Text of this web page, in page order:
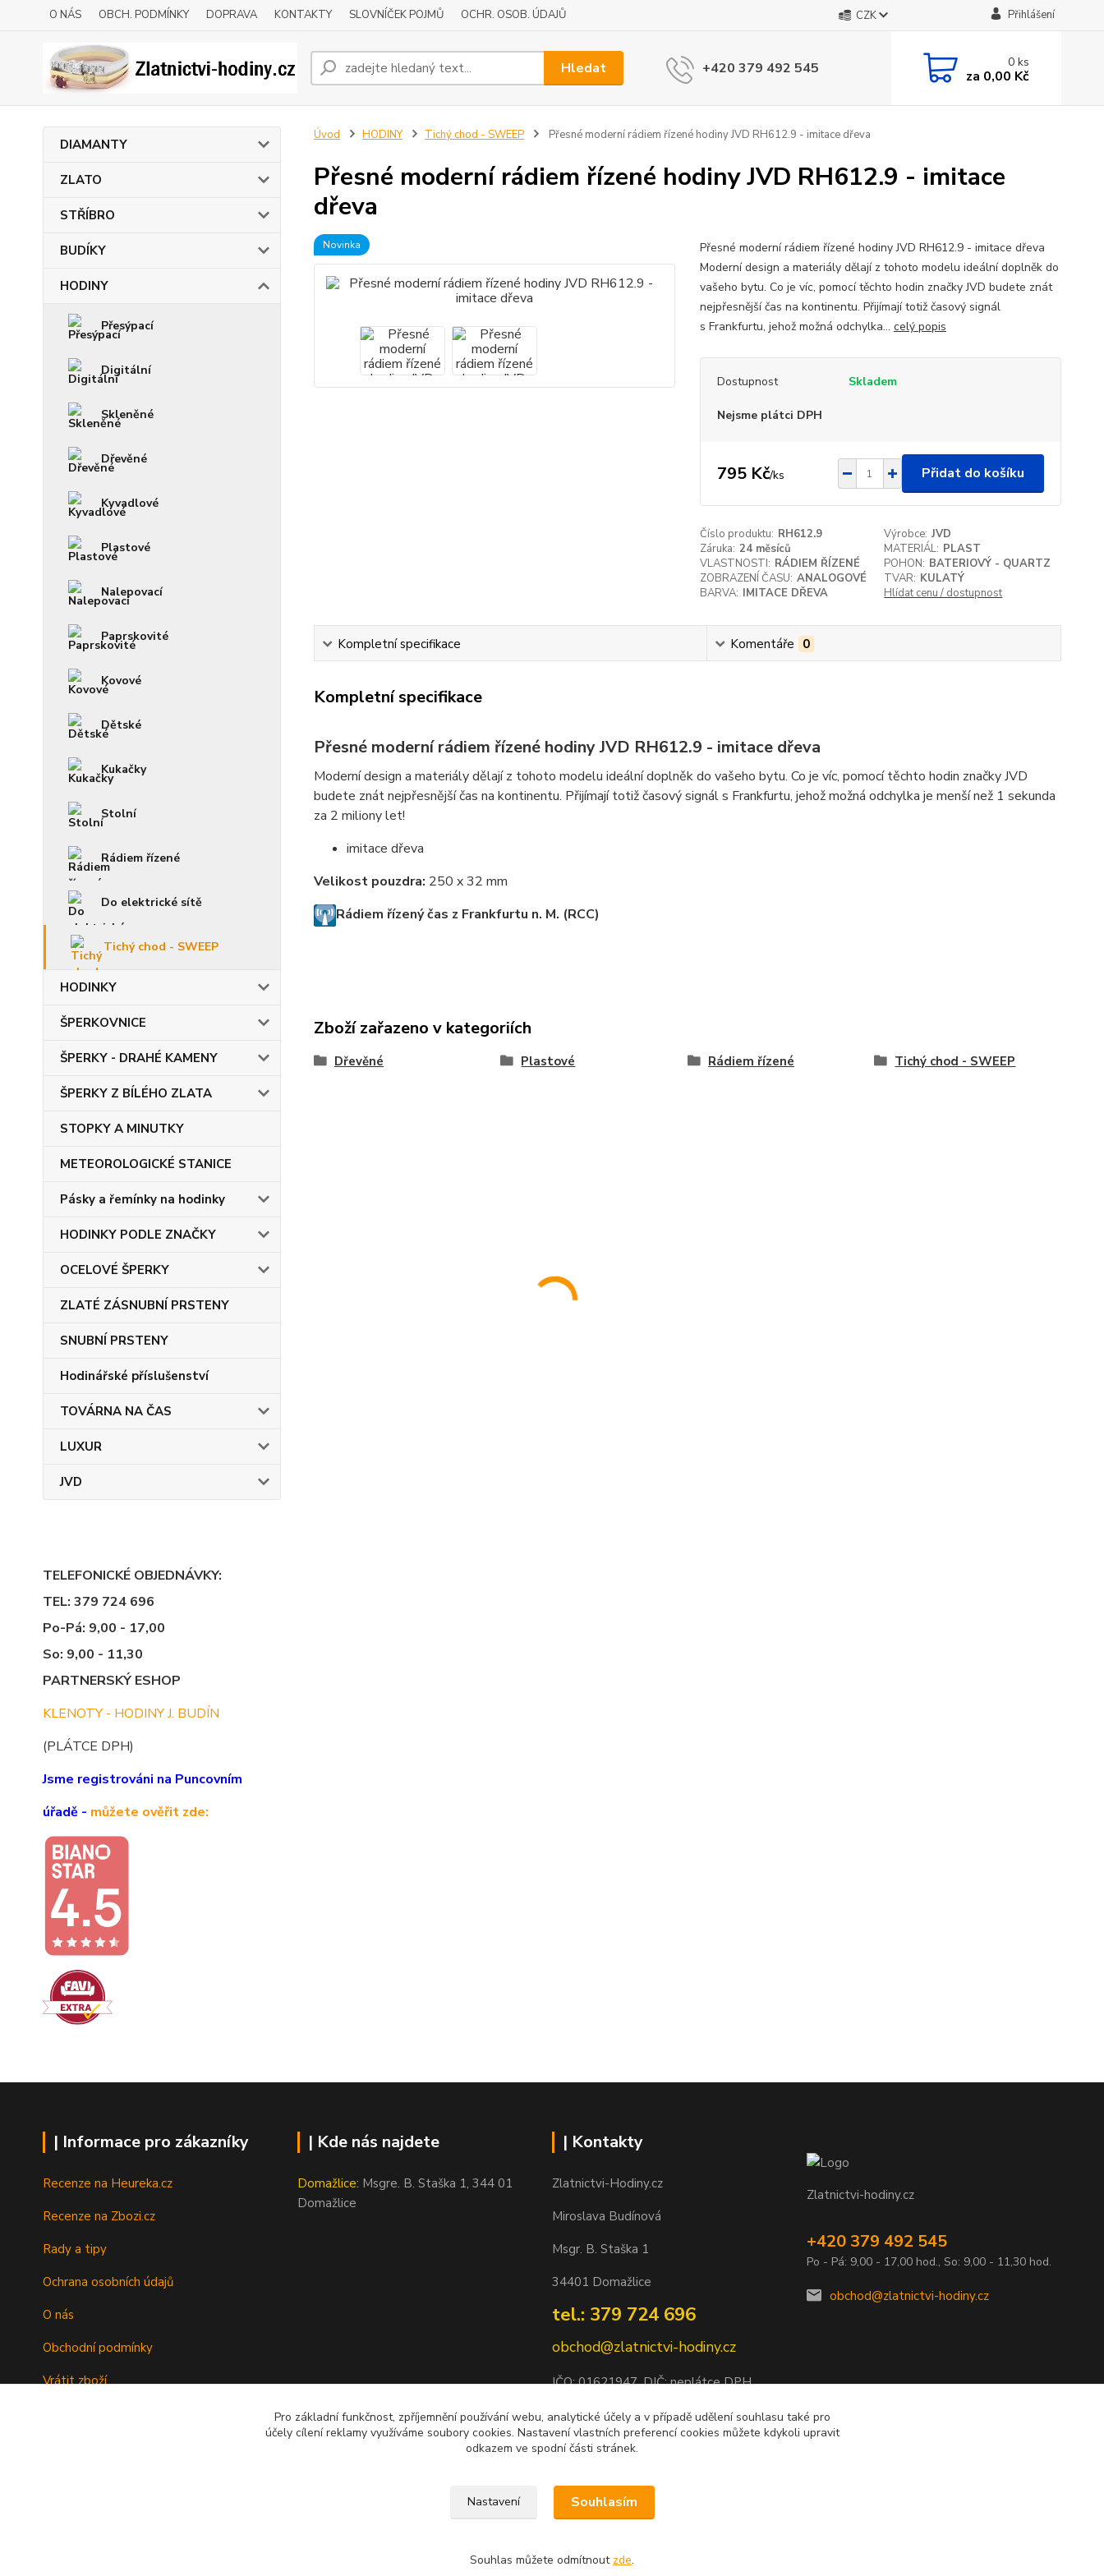
O NÁS OBCH. PODMÍNKY DOPRAVA KONTAKTY SLOVNÍČEK POJMŮ OCHR. OSOB. ÚDAJŮ CZK Přihlášení
Hledat +420 379 492 545 0ks
za 0,00 Kč
DIAMANTY
ZLATO
STŘÍBRO
BUDÍKY
HODINY
Přesýpací
Digitální
Skleněné
Dřevěné
Kyvadlové
Plastové
Nalepovací
Paprskovité
Kovové
Dětské
Kukačky
Stolní
Rádiem řízené
Do elektrické sítě
Tichý chod - SWEEP
HODINKY
ŠPERKOVNICE
ŠPERKY - DRAHÉ KAMENY
ŠPERKY Z BÍLÉHO ZLATA
STOPKY A MINUTKY
METEOROLOGICKÉ STANICE
Pásky a řemínky na hodinky
HODINKY PODLE ZNAČKY
OCELOVÉ ŠPERKY
ZLATÉ ZÁSNUBNÍ PRSTENY
SNUBNÍ PRSTENY
Hodinářské příslušenství
TOVÁRNA NA ČAS
LUXUR
JVD
TELEFONICKÉ OBJEDNÁVKY:
TEL: 379 724 696
Po-Pá: 9,00 - 17,00
So: 9,00 - 11,30
PARTNERSKÝ ESHOP
KLENOTY - HODINY J. BUDÍN
(PLÁTCE DPH)
Jsme registrováni na Puncovním
úřadě - můžete ověřit zde:
Úvod HODINY Tichý chod - SWEEP Přesné moderní rádiem řízené hodiny JVD RH612.9 - imitace dřeva
Přesné moderní rádiem řízené hodiny JVD RH612.9 - imitace
dřeva
Novinka
Přesné moderní rádiem řízené hodiny JVD RH612.9 - imitace dřeva
Moderní design a materiály dělají z tohoto modelu ideální doplněk do
vašeho bytu. Co je víc, pomocí těchto hodin značky JVD budete znát
nejpřesnější čas na kontinentu. Přijímají totiž časový signál
s Frankfurtu, jehož možná odchylka... celý popis
Dostupnost Skladem
Nejsme plátci DPH
795 Kč/ks Přidat do košíku
Číslo produktu: RH612.9 Výrobce: JVD
Záruka: 24 měsíců MATERIÁL: PLAST
VLASTNOSTI: RÁDIEM ŘÍZENÉ POHON: BATERIOVÝ - QUARTZ
ZOBRAZENÍ ČASU: ANALOGOVÉ TVAR: KULATÝ
BARVA: IMITACE DŘEVA Hlídat cenu / dostupnost
Kompletní specifikace Komentáře 0
Kompletní specifikace
Přesné moderní rádiem řízené hodiny JVD RH612.9 - imitace dřeva
Moderní design a materiály dělají z tohoto modelu ideální doplněk do vašeho bytu. Co je víc, pomocí těchto hodin značky JVD
budete znát nejpřesnější čas na kontinentu. Přijímají totiž časový signál s Frankfurtu, jehož možná odchylka je menší než 1 sekunda
za 2 miliony let!
imitace dřeva
Velikost pouzdra: 250 x 32 mm
Rádiem řízený čas z Frankfurtu n. M. (RCC)
Zboží zařazeno v kategoriích
Dřevěné Plastové Rádiem řízené Tichý chod - SWEEP
| Informace pro zákazníky
Recenze na Heureka.cz
Recenze na Zbozi.cz
Rady a tipy
Ochrana osobních údajů
O nás
Obchodní podmínky
Vrátit zboží
| Kde nás najdete
Domažlice: Msgre. B. Staška 1, 344 01
Domažlice
| Kontakty
Zlatnictvi-Hodiny.cz
Miroslava Budínová
Msgr. B. Staška 1
34401 Domažlice
tel.: 379 724 696
obchod@zlatnictvi-hodiny.cz
IČO: 01621947, DIČ: neplátce DPH
Bankovní spojení: 2500452838/2010
Zlatnictvi-hodiny.cz
+420 379 492 545
Po - Pá: 9,00 - 17,00 hod., So: 9,00 - 11,30 hod.
obchod@zlatnictvi-hodiny.cz
Pro základní funkčnost, zpříjemnění používání webu, analytické účely a v případě udělení souhlasu také pro
účely cílení reklamy využíváme soubory cookies. Nastavení vlastních preferencí cookies můžete kdykoli upravit
odkazem ve spodní části stránek.
Nastavení Souhlasím
Souhlas můžete odmítnout zde.